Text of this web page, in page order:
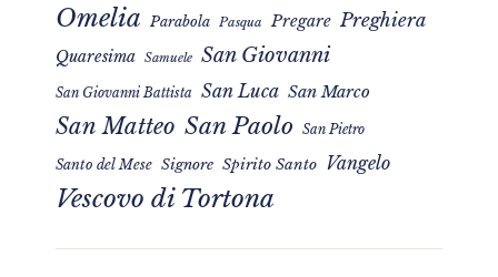
Omelia Parabola Pasqua Pregare Preghiera
Quaresima Samuele San Giovanni
San Giovanni Battista San Luca San Marco
San Matteo San Paolo San Pietro
Santo del Mese Signore Spirito Santo Vangelo
Vescovo di Tortona